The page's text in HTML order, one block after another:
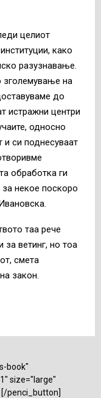
целиот
како
разузнавање.
зголемување на
до
истражни центри
односно
и си поднесуваат
обработка ги
некое поскоро
таа рече
за ветинг, но тоа
смета
закон.
book"
size="large"
[/penci_button]